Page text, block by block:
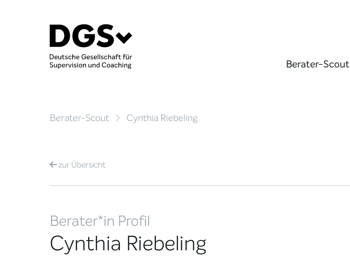
Berater-Scout
Berater-Scout Cynthia Riebeling
zurÜbersicht
Berater*in Profil
Cynthia Riebeling